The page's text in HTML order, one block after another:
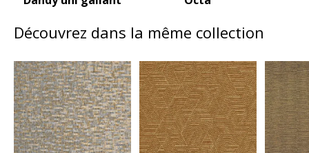
Découvrez dans la même collection